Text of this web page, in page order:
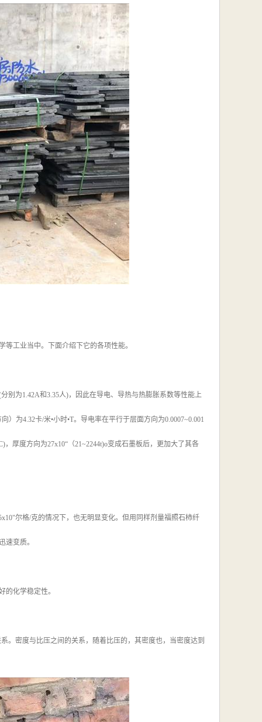
工业当中。下面介绍下它的各项性能。
别为1.42A和3.35人)，因此在导电、导热与热膨胀系数等性能上
为4.32卡/米•小时•T。导电率在平行于层面方向为0.0007~0.001
，厚度方向为27x10“（21~2244t)o变成石墨板后，更加大了其各
尔格/克的情况下，也无明显变化。但用同样剂量福照石柿纤
速变质。
的化学稳定性。
。密度与比压之间的关系，随着比压的，其密度也，当密度达到